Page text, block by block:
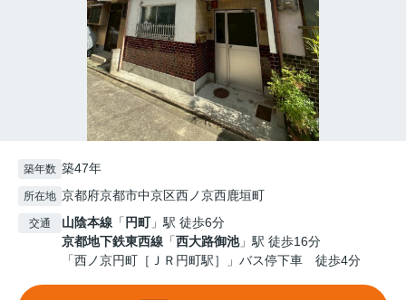
築年数 築47年
所在地 京都府京都市中京区西ノ京西鹿垣町
交通 山陰本線 「 円町」駅 徒歩6分
京都地下鉄東西線 「西大路御池」駅 徒歩16分
「西ノ京円町［ＪＲ円町駅］」バス停下車 徒歩4分